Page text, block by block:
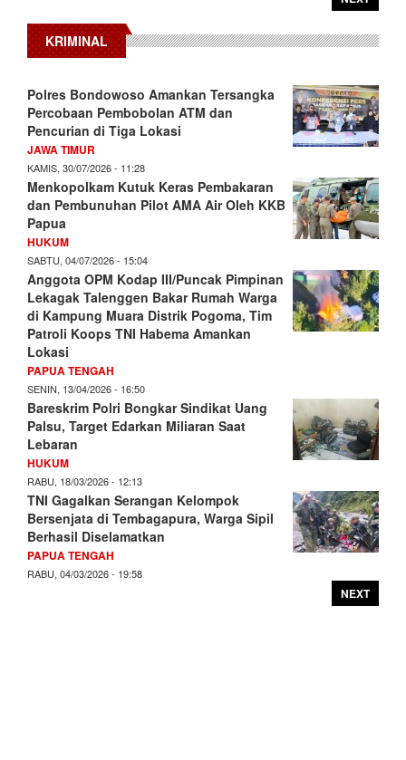
KRIMINAL
Polres Bondowoso Amankan Tersangka
Percobaan Pembobolan ATM dan
Pencurian di Tiga Lokasi
JAWA TIMUR
KAMIS, 30/07/2026 - 11:28
Menkopolkam Kutuk Keras Pembakaran
dan Pembunuhan Pilot AMA Air Oleh KKB
Papua
HUKUM
SABTU, 04/07/2026 - 15:04
Anggota OPM Kodap III/Puncak Pimpinan
Lekagak Talenggen Bakar Rumah Warga
di Kampung Muara Distrik Pogoma, Tim
Patroli Koops TNI Habema Amankan
Lokasi
PAPUA TENGAH
SENIN, 13/04/2026 - 16:50
Bareskrim Polri Bongkar Sindikat Uang
Palsu, Target Edarkan Miliaran Saat
Lebaran
HUKUM
RABU, 18/03/2026 - 12:13
TNI Gagalkan Serangan Kelompok
Bersenjata di Tembagapura, Warga Sipil
Berhasil Diselamatkan
PAPUA TENGAH
RABU, 04/03/2026 - 19:58
NEXT